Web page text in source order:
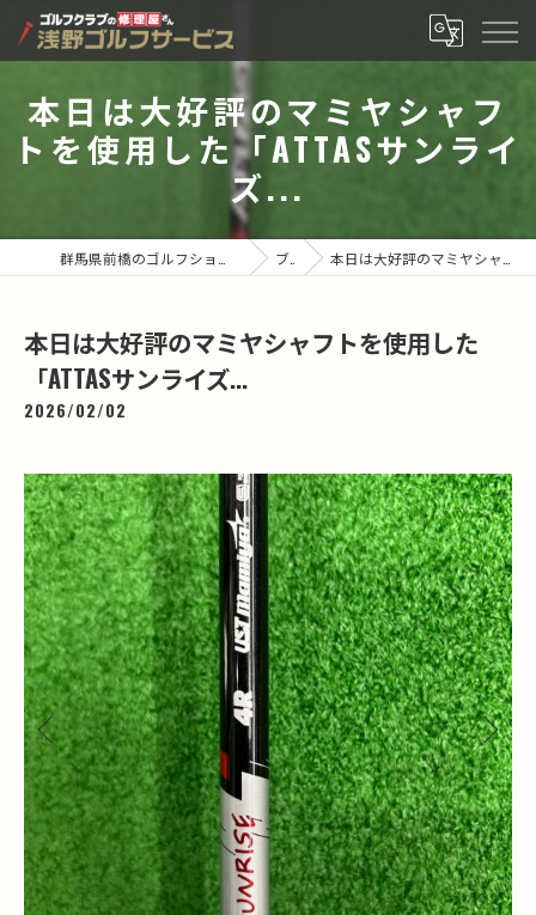
本日は大好評のマミヤシャフ
トを使用した「ATTASサンライ
ズ...
ブログ 本日は大好評のマミヤシャフトを使用した「ATTASサンライズ...
本日は大好評のマミヤシャフトを使用した
「ATTASサンライズ...
2026/02/02